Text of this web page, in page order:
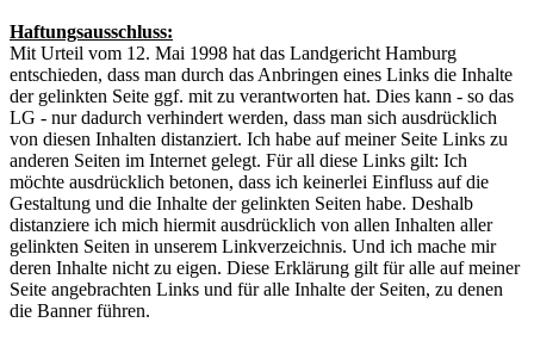
Haftungsausschluss:
Mit Urteil vom 12. Mai 1998 hat das Landgericht Hamburg
entschieden, dass man durch das Anbringen eines Links die Inhalte
der gelinkten Seite ggf. mit zu verantworten hat. Dies kann - so das
LG - nur dadurch verhindert werden, dass man sich ausdrücklich
von diesen Inhalten distanziert. Ich habe auf meiner Seite Links zu
anderen Seiten im Internet gelegt. Für all diese Links gilt: Ich
möchte ausdrücklich betonen, dass ich keinerlei Einfluss auf die
Gestaltung und die Inhalte der gelinkten Seiten habe. Deshalb
distanziere ich mich hiermit ausdrücklich von allen Inhalten aller
gelinkten Seiten in unserem Linkverzeichnis. Und ich mache mir
deren Inhalte nicht zu eigen. Diese Erklärung gilt für alle auf meiner
Seite angebrachten Links und für alle Inhalte der Seiten, zu denen
die Banner führen.